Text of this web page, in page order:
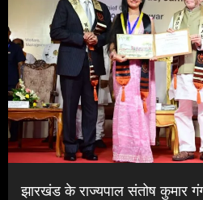
झारखंड के राज्यपाल संतोष कुमार